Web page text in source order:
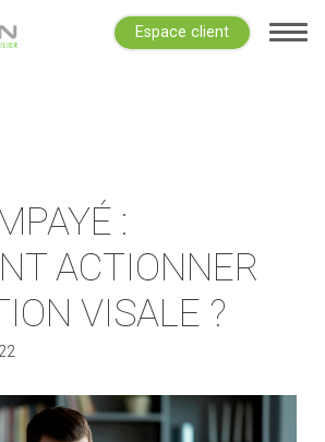
Espace client
:
ACTIONNER
VISALE ?